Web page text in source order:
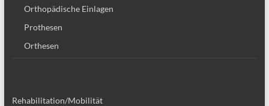
Orthopädische Einlagen
Prothesen
Orthesen
Rehabilitation/Mobilität